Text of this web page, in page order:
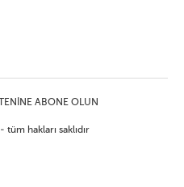
ABONE OLUN
hakları saklıdır